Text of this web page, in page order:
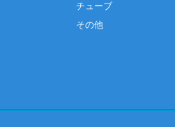
チューブ
その他